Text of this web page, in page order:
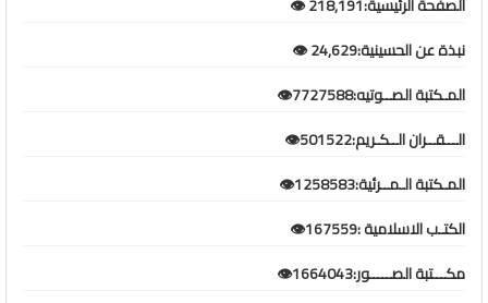
نبذة عن الحسينية:24,629 👁️
المـكتبة الصــوتيه:7727588👁️
الـــقــران الــكـريم:501522👁️
المـكتبة الـمــرئية:1258583👁️
الكتـب الاسلامية :167559👁️
مكـــتبة الصـــــور:1664043👁️